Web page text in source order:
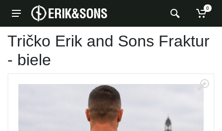
0
Tričko Erik and Sons Fraktur
- biele